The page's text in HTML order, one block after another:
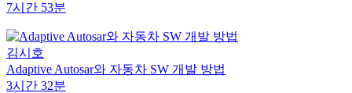
7시간 53분
김시호
Adaptive Autosar와 자동차 SW 개발 방법
3시간 32분